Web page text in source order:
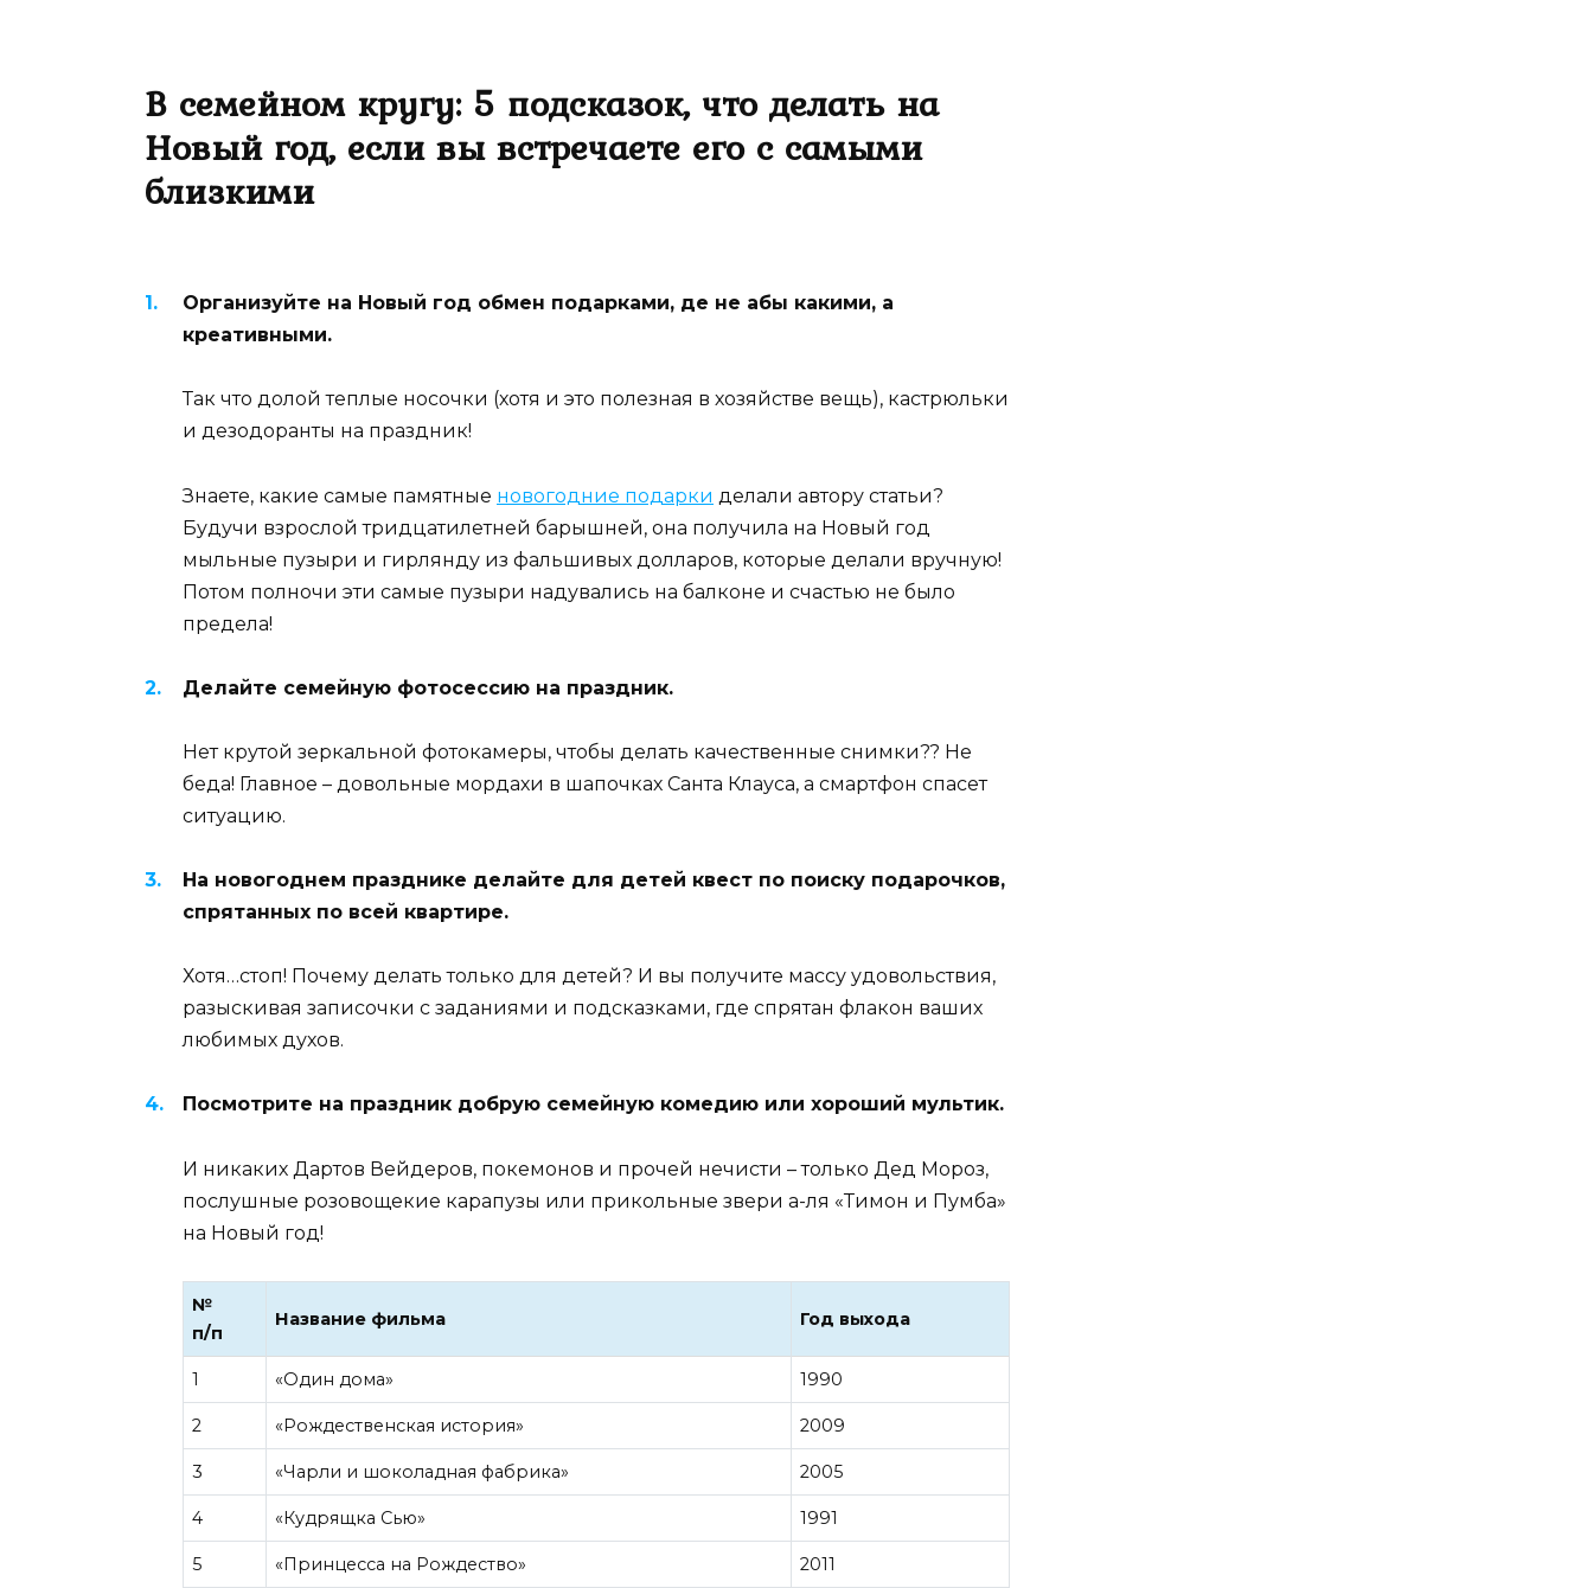
В семейном кругу: 5 подсказок, что делать на
Новый год, если вы встречаете его с самыми
близкими
Организуйте на Новый год обмен подарками, де не абы какими, а
креативными.
Так что долой теплые носочки (хотя и это полезная в хозяйстве вещь), кастрюльки
и дезодоранты на праздник!
Знаете, какие самые памятные новогодние подарки делали автору статьи?
Будучи взрослой тридцатилетней барышней, она получила на Новый год
мыльные пузыри и гирлянду из фальшивых долларов, которые делали вручную!
Потом полночи эти самые пузыри надувались на балконе и счастью не было
предела!
Делайте семейную фотосессию на праздник.
Нет крутой зеркальной фотокамеры, чтобы делать качественные снимки?? Не
беда! Главное – довольные мордахи в шапочках Санта Клауса, а смартфон спасет
ситуацию.
На новогоднем празднике делайте для детей квест по поиску подарочков,
спрятанных по всей квартире.
Хотя…стоп! Почему делать только для детей? И вы получите массу удовольствия,
разыскивая записочки с заданиями и подсказками, где спрятан флакон ваших
любимых духов.
Посмотрите на праздник добрую семейную комедию или хороший мультик.
И никаких Дартов Вейдеров, покемонов и прочей нечисти – только Дед Мороз,
послушные розовощекие карапузы или прикольные звери а-ля «Тимон и Пумба»
на Новый год!
№
п/п
Название фильма Год выхода
1 «Один дома» 1990
2 «Рождественская история» 2009
3 «Чарли и шоколадная фабрика» 2005
4 «Кудрящка Сью» 1991
5 «Принцесса на Рождество» 2011